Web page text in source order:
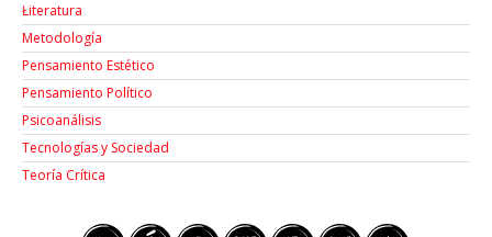
Łiteratura
Metodología
Pensamiento Estético
Pensamiento Político
Psicoanálisis
Tecnologías y Sociedad
Teoría Crítica